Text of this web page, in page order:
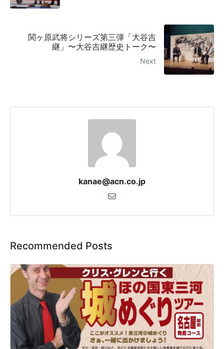
関ヶ原武将シリーズ第三弾「大谷吉
継」〜大谷吉継歴史トーク〜
Next
kanae@acn.co.jp
Recommended Posts